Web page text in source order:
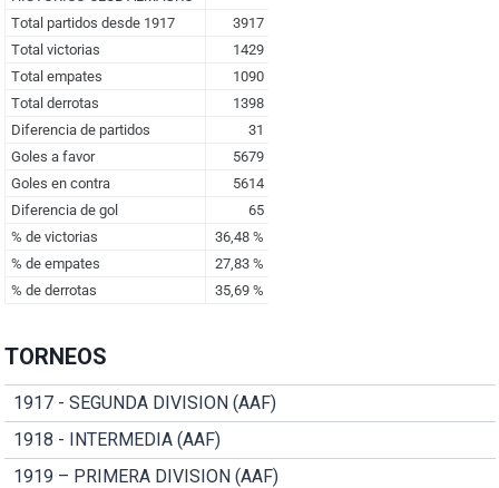
TORNEOS
1917 - SEGUNDA DIVISION (AAF)
1918 - INTERMEDIA (AAF)
1919 – PRIMERA DIVISION (AAF)